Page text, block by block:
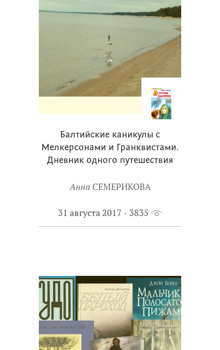
Балтийские каникулы с
Мелкерсонами и Гранквистами.
Дневник одного путешествия
Анна СЕМЕРИКОВА
31 августа 2017 3835